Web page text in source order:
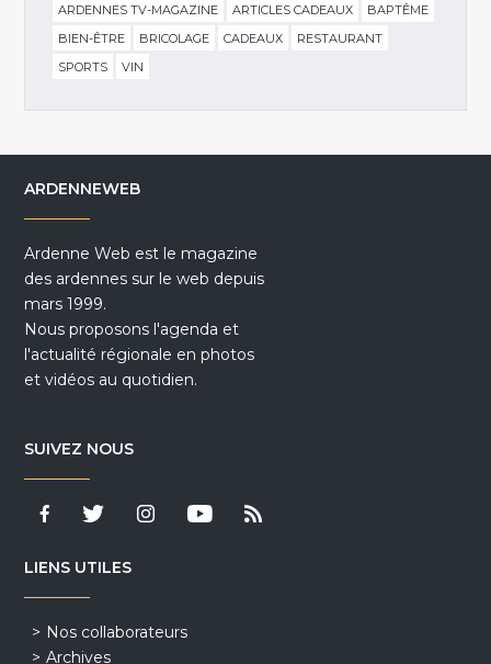
ARDENNES TV-MAGAZINE
ARTICLES CADEAUX
BAPTÊME
BIEN-ÊTRE
BRICOLAGE CADEAUX
RESTAURANT
SPORTS
VIN
ARDENNEWEB
Ardenne Web est le magazine
des ardennes sur le web depuis
mars 1999.
Nous proposons l'agenda et
l'actualité régionale en photos
et vidéos au quotidien.
SUIVEZ NOUS
LIENS UTILES
Nos collaborateurs
Archives